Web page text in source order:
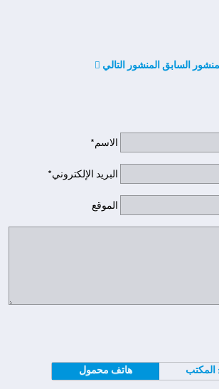
السابقالمنشور التالي
الاسم*
البريد الإلكتروني*
الموقع
هاتف محمول